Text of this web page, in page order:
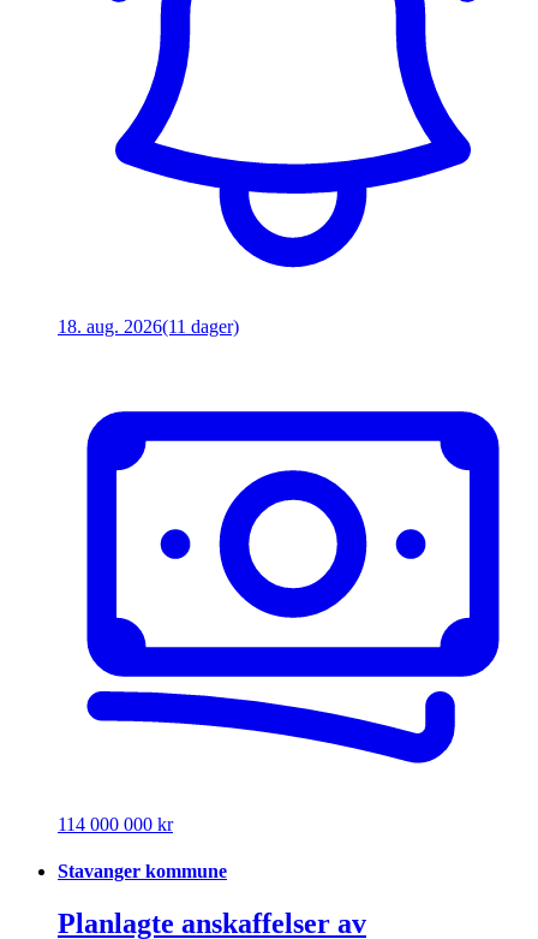
18. aug. 2026(11 dager)
114 000 000 kr
Stavanger kommune
Planlagte anskaffelser av